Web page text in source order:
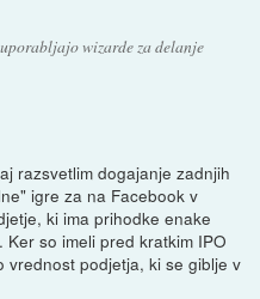
wizarde za delanje
razsvetlim dogajanje zadnjih
igre za na Facebook v
ki ima prihodke enake
so imeli pred kratkim IPO
vrednost podjetja, ki se giblje v